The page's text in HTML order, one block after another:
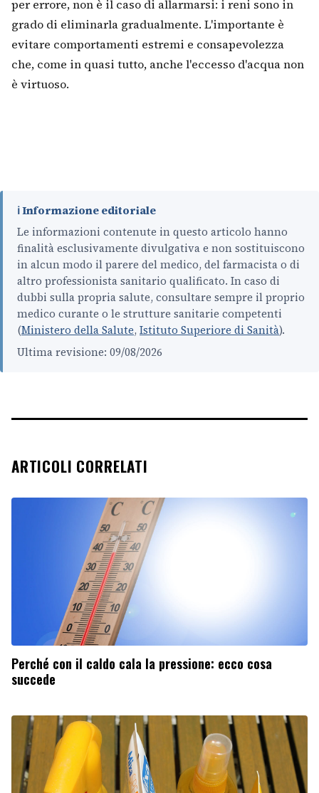
per errore, non è il caso di allarmarsi: i reni sono in
grado di eliminarla gradualmente. L'importante è
evitare comportamenti estremi e consapevolezza
che, come in quasi tutto, anche l'eccesso d'acqua non
è virtuoso.
ℹ️ Informazione editoriale
Le informazioni contenute in questo articolo hanno
finalità esclusivamente divulgativa e non sostituiscono
in alcun modo il parere del medico, del farmacista o di
altro professionista sanitario qualificato. In caso di
dubbi sulla propria salute, consultare sempre il proprio
medico curante o le strutture sanitarie competenti
(Ministero della Salute, Istituto Superiore di Sanità).
Ultima revisione: 09/08/2026
ARTICOLI CORRELATI
Perché con il caldo cala la pressione: ecco cosa
succede